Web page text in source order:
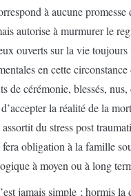
à aucune promesse
autorise à murmurer le
ouverts sur la vie
en cette
de cérémonie, blessés,
la réalité de la
du stress post
fera obligation à la famille
à moyen ou à long
jamais simple ; hormis la